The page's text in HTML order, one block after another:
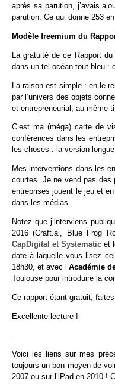
après sa parution, j’avais
parution. Ce qui donne 253
Modèle freemium du
La gratuité de ce Rapport
dans un tel océan tout bleu :
La raison est simple : en le
par l’univers des objets
et entrepreneurial, au même
C’est ma (méga) carte de
conférences dans les
les choses : la version
Mes interventions dans les
courtes. Je ne vend pas des
entreprises jouent le jeu et
dans les médias.
Notez que j’interviens
2016 (Craft.ai, Blue Frog
CapDigital et Systematic et
date à laquelle vous lisez
18h30, et avec l’Académie
Toulouse pour introduire la
Ce rapport étant gratuit,
Excellente lecture !
Voici les liens sur mes
toujours un bon moyen de
2007 ou sur l’iPad en 2010 !